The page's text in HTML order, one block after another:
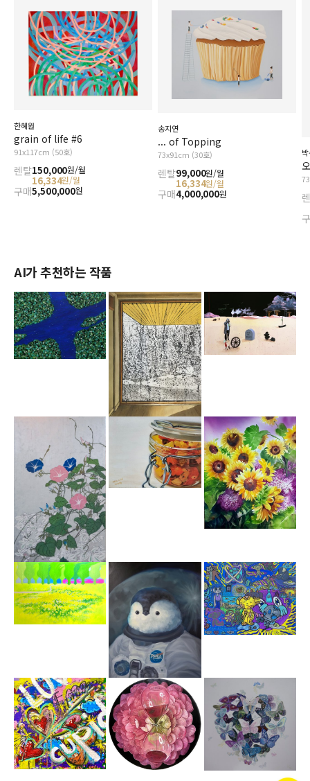
한혜원
grain of life #6
91x117cm (50호)
렌탈150,000원/월
16,334원/월
구매5,500,000원
송지연
... of Topping
73x91cm (30호)
렌탈99,000원/월
16,334원/월
구매4,000,000원
AI가 추천하는 작품